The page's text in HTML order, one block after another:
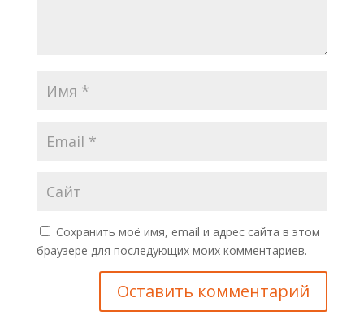
Сохранить моё имя, email и адрес сайта в этом
браузере для последующих моих комментариев.